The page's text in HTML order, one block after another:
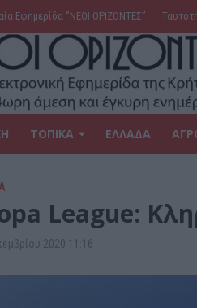
Εφημερίδα ‘’ΝΕΟΙ ΟΡΙΖΟΝΤΕΣ’’
ΤΟΠΙΚΑ ΕΛΛΑΔΑ
League:
2020 11:16